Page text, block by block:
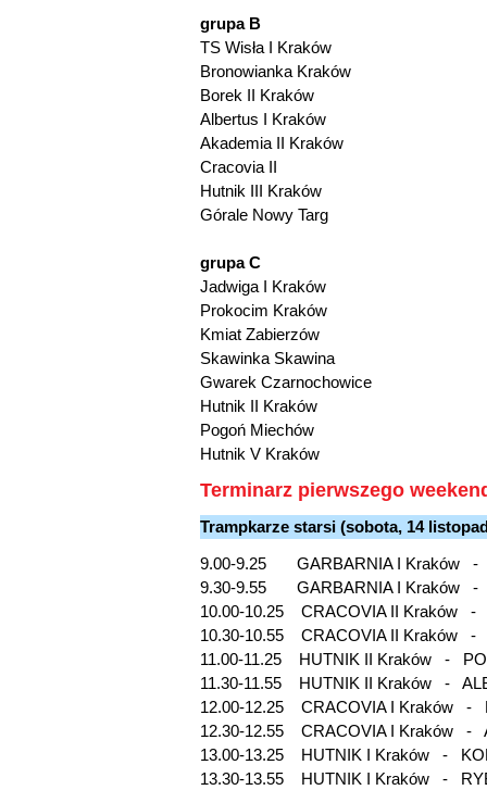
grupa B
TS Wisła I Kraków
Bronowianka Kraków
Borek II Kraków
Albertus I Kraków
Akademia II Kraków
Cracovia II
Hutnik III Kraków
Górale Nowy Targ
grupa C
Jadwiga I Kraków
Prokocim Kraków
Kmiat Zabierzów
Skawinka Skawina
Gwarek Czarnochowice
Hutnik II Kraków
Pogoń Miechów
Hutnik V Kraków
Terminarz pierwszego
Trampkarze starsi (sobota, 14
9.00-9.25 GARBARNIA I Kraków
9.30-9.55 GARBARNIA I Kraków
10.00-10.25 CRACOVIA II
10.30-10.55 CRACOVIA II
11.00-11.25 HUTNIK II Kraków -
11.30-11.55 HUTNIK II Kraków -
12.00-12.25 CRACOVIA I Kraków -
12.30-12.55 CRACOVIA I
13.00-13.25 HUTNIK I Kraków -
13.30-13.55 HUTNIK I Kraków